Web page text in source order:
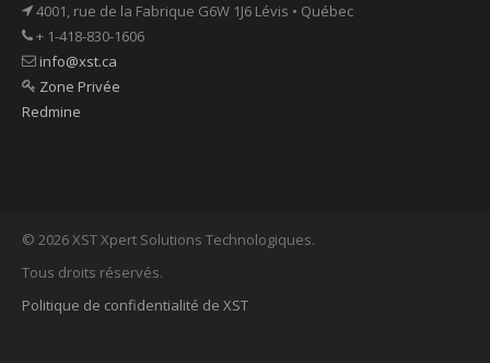
4001, rue de la Fabrique G6W 1J6 Lévis • Québec
+ 1-418-830-1606
info@xst.ca
Zone Privée
Redmine
© 2026 XST Xpert Solutions Technologiques.
Tous droits réservés.
Politique de confidentialité de XST